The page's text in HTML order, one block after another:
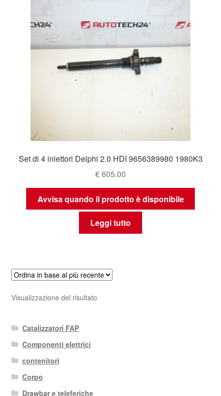
Set di 4 iniettori Delphi 2.0 HDI 9656389980 1980K3
€605.00
Avvisa quando il prodotto è disponibile
Leggi tutto
Visualizzazione del risultato
Catalizzatori FAP
Componenti elettrici
contenitori
Corpo
Drawbar e teleferiche